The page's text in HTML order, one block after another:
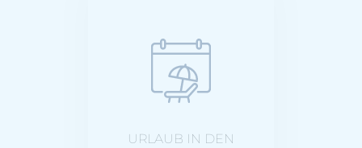
URLAUB IN DEN
zum günstigen
Mitarbeiter-Tarif